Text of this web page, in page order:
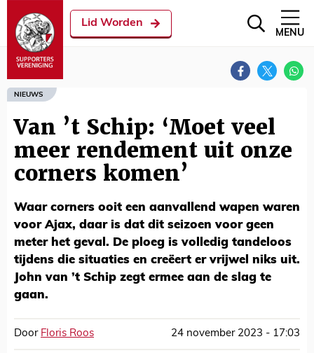
Lid Worden
MENU
NIEUWS
Van ’t Schip: ‘Moet veel
meer rendement uit onze
corners komen’
Waar corners ooit een aanvallend wapen waren
voor Ajax, daar is dat dit seizoen voor geen
meter het geval. De ploeg is volledig tandeloos
tijdens die situaties en creëert er vrijwel niks uit.
John van ’t Schip zegt ermee aan de slag te
gaan.
Door Floris Roos 24 november 2023 - 17:03